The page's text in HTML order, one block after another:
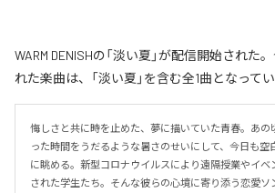
WARM DENISHの「淡い夏」が配信開始された
れた楽曲は、「淡い夏」を含む全1曲となってい
悔しさと共に時を止めた、夢に描いていた青春。あの
った時間をうだるような暑さのせいにして、今日も空
に眺める。新型コロナウイルスにより遠隔授業やイベ
された学生たち。そんな彼らの心境に寄り添う恋愛ソ